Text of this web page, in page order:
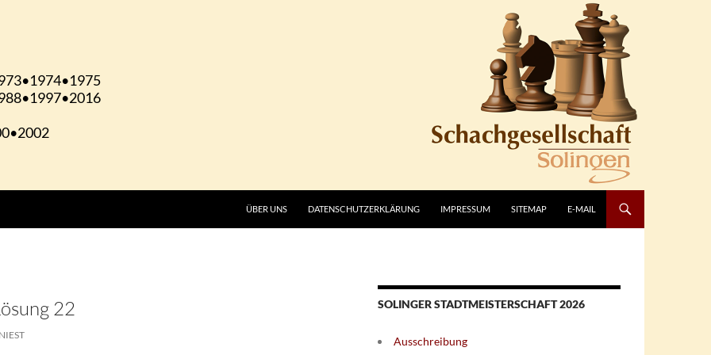
ÜBER UNS DATENSCHUTZERKLÄRUNG IMPRESSUM SITEMAP E-MAIL
22 SOLINGER STADTMEISTERSCHAFT 2026
Ausschreibung